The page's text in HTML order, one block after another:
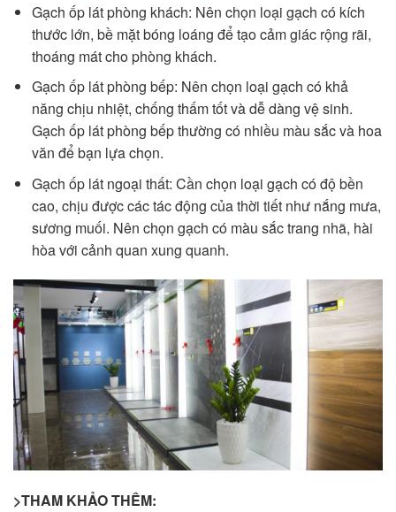
Gạch ốp lát phòng khách: Nên chọn loại gạch có kích
thước lớn, bề mặt bóng loáng để tạo cảm giác rộng rãi,
thoáng mát cho phòng khách.
Gạch ốp lát phòng bếp: Nên chọn loại gạch có khả
năng chịu nhiệt, chống thấm tốt và dễ dàng vệ sinh.
Gạch ốp lát phòng bếp thường có nhiều màu sắc và hoa
văn để bạn lựa chọn.
Gạch ốp lát ngoại thất: Cần chọn loại gạch có độ bền
cao, chịu được các tác động của thời tiết như nắng mưa,
sương muối. Nên chọn gạch có màu sắc trang nhã, hài
hòa với cảnh quan xung quanh.
>THAM KHẢO THÊM: